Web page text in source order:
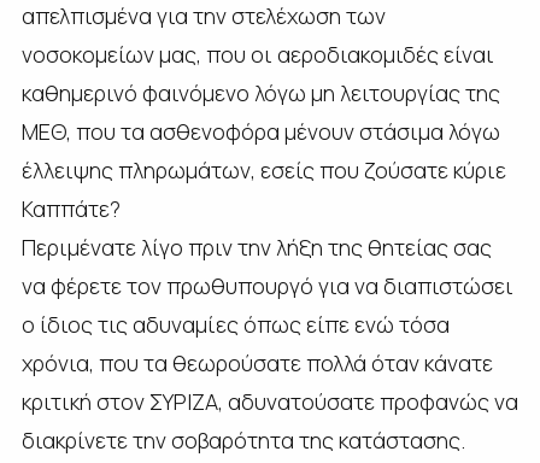
απελπισμένα για την στελέχωση των
νοσοκομείων μας, που οι αεροδιακομιδές είναι
καθημερινό φαινόμενο λόγω μη λειτουργίας της
ΜΕΘ, που τα ασθενοφόρα μένουν στάσιμα λόγω
έλλειψης πληρωμάτων, εσείς που ζούσατε κύριε
Καππάτε?
Περιμένατε λίγο πριν την λήξη της θητείας σας
να φέρετε τον πρωθυπουργό για να διαπιστώσει
ο ίδιος τις αδυναμίες όπως είπε ενώ τόσα
χρόνια, που τα θεωρούσατε πολλά όταν κάνατε
κριτική στον ΣΥΡΙΖΑ, αδυνατούσατε προφανώς να
διακρίνετε την σοβαρότητα της κατάστασης.